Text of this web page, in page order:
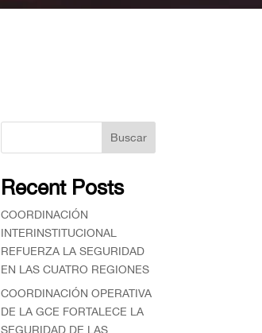
Buscar
Recent Posts
COORDINACIÓN
INTERINSTITUCIONAL
REFUERZA LA SEGURIDAD
EN LAS CUATRO REGIONES
COORDINACIÓN OPERATIVA
DE LA GCE FORTALECE LA
SEGURIDAD DE LAS